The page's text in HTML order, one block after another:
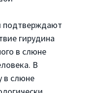
подтверждают
гирудина
в слюне
В
в слюне